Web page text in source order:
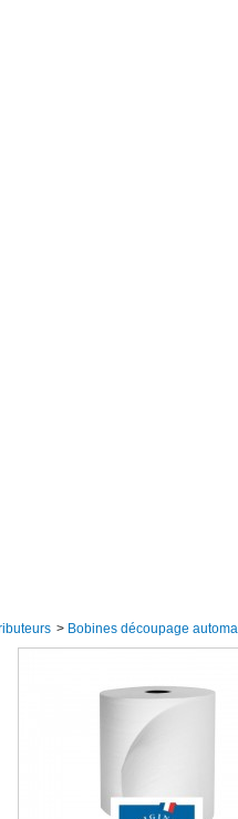
> Bobines découpage